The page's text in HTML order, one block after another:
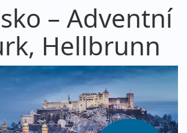
– Adventní
Hellbrunn